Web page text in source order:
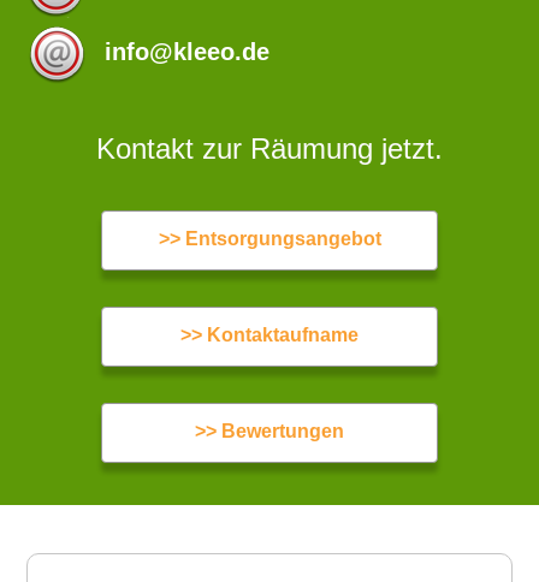
info@kleeo.de
Kontakt zur Räumung jetzt.
>> Entsorgungsangebot
>> Kontaktaufname
>> Bewertungen